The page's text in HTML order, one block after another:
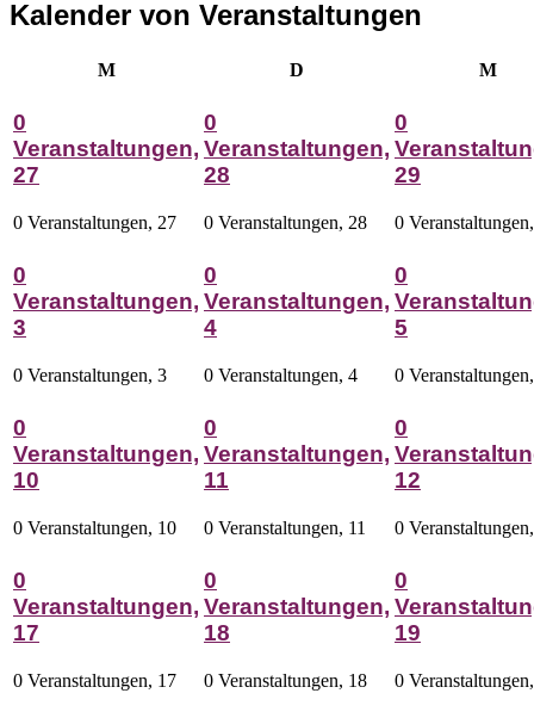
Kalender von Veranstaltungen
MMontag D M
0
Veranstaltungen,
27
0 Veranstaltungen, 27
0
Veranstaltungen,
28
0 Veranstaltungen, 28
0
29
0
0
Veranstaltungen,
3
0 Veranstaltungen, 3
0
Veranstaltungen,
4
0 Veranstaltungen, 4
0
5
0
0
Veranstaltungen,
10
0 Veranstaltungen, 10
0
Veranstaltungen,
11
0 Veranstaltungen, 11
0
12
0
0
Veranstaltungen,
17
0 Veranstaltungen, 17
0
Veranstaltungen,
18
0 Veranstaltungen, 18
0
19
0